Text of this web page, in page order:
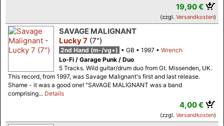
19,90 €
(zzgl. Versandkosten)
SAVAGE MALIGNANT
Lucky 7 (7")
2nd Hand (m-/vg+) GB 1997
Wrench
Lo-Fi / Garage Punk / Duo
5 Tracks. Wild guitar/drum duo from Gt. Missenden, UK.
This record, from 1997, was Savage Malignant's first and last release.
Shame - it was a good one! "SAVAGE MALIGNANT was a band
comprising... Details
4,00 €
(zzgl. Versandkosten)